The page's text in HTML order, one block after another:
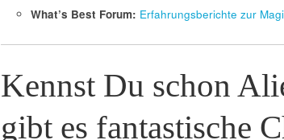
What’s Best Forum: Erfahrungsberichte zur
Kennst Du schon
gibt es fantastische